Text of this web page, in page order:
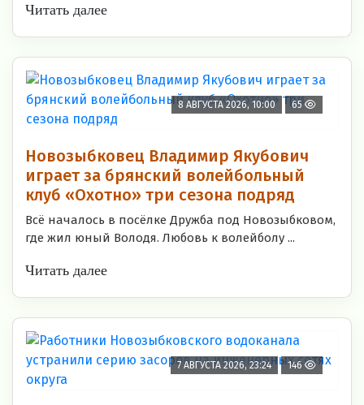
Читать далее
8 АВГУСТА 2026, 10:00 65
Новозыбковец Владимир Якубович
играет за брянский волейбольный
клуб «Охотно» три сезона подряд
Всё началось в посёлке Дружба под Новозыбковом,
где жил юный Володя. Любовь к волейболу ...
Читать далее
7 АВГУСТА 2026, 23:24 146